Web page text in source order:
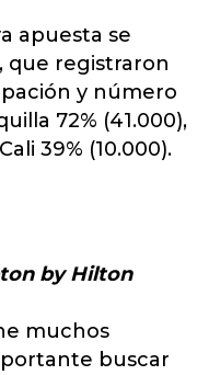
apuesta se
que registraron
y número
72% (41.000),
39% (10.000).
by Hilton
muchos
buscar